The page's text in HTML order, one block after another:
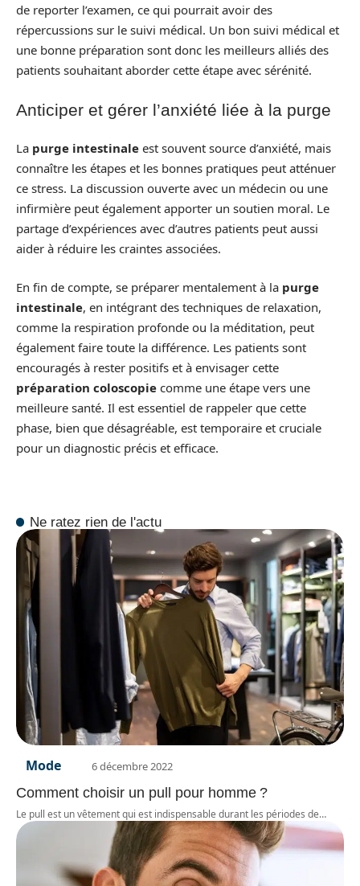
de reporter l’examen, ce qui pourrait avoir des
répercussions sur le suivi médical. Un bon suivi médical et
une bonne préparation sont donc les meilleurs alliés des
patients souhaitant aborder cette étape avec sérénité.
Anticiper et gérer l’anxiété liée à la purge
La purge intestinale est souvent source d’anxiété, mais
connaître les étapes et les bonnes pratiques peut atténuer
ce stress. La discussion ouverte avec un médecin ou une
infirmière peut également apporter un soutien moral. Le
partage d’expériences avec d’autres patients peut aussi
aider à réduire les craintes associées.
En fin de compte, se préparer mentalement à la purge
intestinale, en intégrant des techniques de relaxation,
comme la respiration profonde ou la méditation, peut
également faire toute la différence. Les patients sont
encouragés à rester positifs et à envisager cette
préparation coloscopie comme une étape vers une
meilleure santé. Il est essentiel de rappeler que cette
phase, bien que désagréable, est temporaire et cruciale
pour un diagnostic précis et efficace.
Ne ratez rien de l'actu
Mode 6 décembre 2022
Comment choisir un pull pour homme ?
Le pull est un vêtement qui est indispensable durant les périodes de…